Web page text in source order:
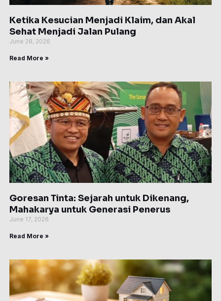
Ketika Kesucian Menjadi Klaim, dan Akal
Sehat Menjadi Jalan Pulang
June 28, 2026
Read More »
Goresan Tinta: Sejarah untuk Dikenang,
Mahakarya untuk Generasi Penerus
June 17, 2026
Read More »